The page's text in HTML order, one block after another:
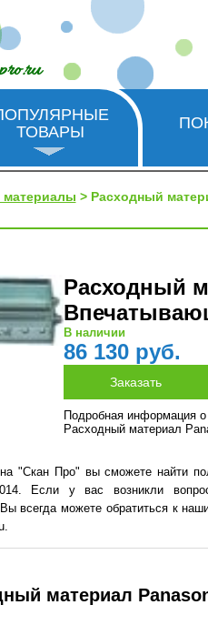
ТОВАРЫ
материалы > Расходный
Расходный
В наличии
86 130 руб.
Подробная информация о
Расходный материал
"Скан Про" вы сможете найти
Если у вас возникли
всегда можете обратиться к
материал